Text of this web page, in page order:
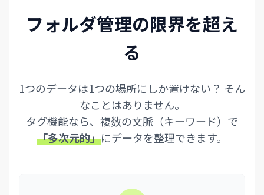
フォルダ管理の限界を超え
る
1つのデータは1つの場所にしか置けない？ そん
なことはありません。
タグ機能なら、複数の文脈（キーワード）で
「多次元的」にデータを整理できます。